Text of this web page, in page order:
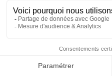
Faire-part
Cérémonie civile
Cimetière de Bourret
82700 Bourret